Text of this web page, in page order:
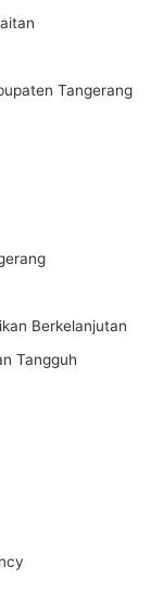
Tangerang
Berkelanjutan
Tangguh